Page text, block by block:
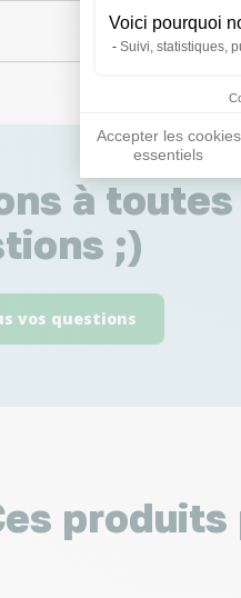
Voici pourquoi
Suivi, statistiques,
Accepter les cookies
essentiels
à
;)
vos questions